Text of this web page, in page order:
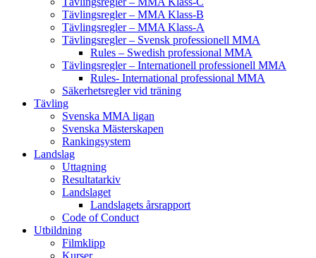
Tävlingsregler – MMA Klass-B
Tävlingsregler – MMA Klass-A
Tävlingsregler – Svensk professionell MMA
Rules – Swedish professional MMA
Tävlingsregler – Internationell professionell MMA
Rules- International professional MMA
Säkerhetsregler vid träning
Tävling
Svenska MMA ligan
Svenska Mästerskapen
Rankingsystem
Landslag
Uttagning
Resultatarkiv
Landslaget
Landslagets årsrapport
Code of Conduct
Utbildning
Filmklipp